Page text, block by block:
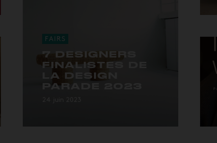
FAIRS
7 DESIGNERS
FINALISTES DE
LA DESIGN
PARADE 2023